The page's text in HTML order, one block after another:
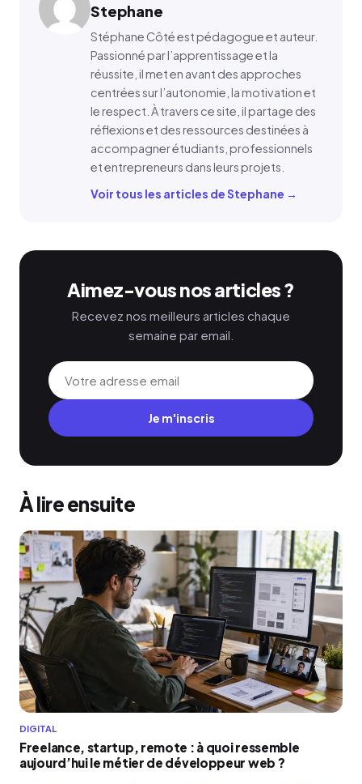
Stephane
Stéphane Côté est pédagogue et auteur.
Passionné par l’apprentissage et la
réussite, il met en avant des approches
centrées sur l’autonomie, la motivation et
le respect. À travers ce site, il partage des
réflexions et des ressources destinées à
accompagner étudiants, professionnels
et entrepreneurs dans leurs projets.
Voir tous les articles de Stephane →
Aimez-vous nos articles ?
Recevez nos meilleurs articles chaque
semaine par email.
Je m'inscris
À lire ensuite
DIGITAL
Freelance, startup, remote : à quoi ressemble
aujourd’hui le métier de développeur web ?